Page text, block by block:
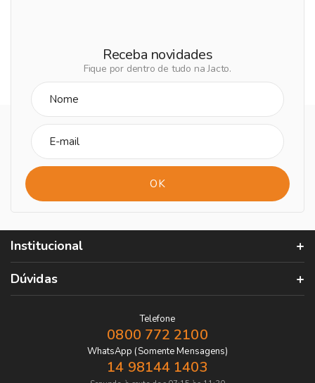
Receba novidades
Fique por dentro de tudo na Jacto.
Institucional
Dúvidas
Telefone
0800 772 2100
WhatsApp (Somente Mensagens)
14 98144 1403